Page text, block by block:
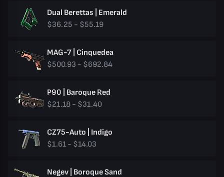
Dual Berettas | Emerald
$36.25 - $55.19
MAG-7 | Cinquedea
$500.93 - $692.84
P90 | Baroque Red
$21.18 - $31.40
CZ75-Auto | Indigo
$1.61 - $14.03
Negev | Boroque Sand